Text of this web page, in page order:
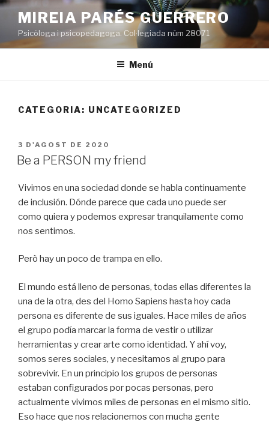
Vés
contingut
MIREIA PARÉS GUERRERO
Psicòloga i psicopedagoga. Col·legiada núm 28071
Menú
CATEGORIA: UNCATEGORIZED
PUBLICAT
A
3 D'AGOST DE 2020
Be a PERSON my friend
Vivimos en una sociedad donde se habla continuamente
de inclusión. Dónde parece que cada uno puede ser
como quiera y podemos expresar tranquilamente como
nos sentimos.
Però hay un poco de trampa en ello.
El mundo está lleno de personas, todas ellas diferentes la
una de la otra, des del Homo Sapiens hasta hoy cada
persona es diferente de sus iguales. Hace miles de años
el grupo podía marcar la forma de vestir o utilizar
herramientas y crear arte como identidad. Y ahí voy,
somos seres sociales, y necesitamos al grupo para
sobrevivir. En un principio los grupos de personas
estaban configurados por pocas personas, pero
actualmente vivimos miles de personas en el mismo sitio.
Eso hace que nos relacionemos con mucha gente